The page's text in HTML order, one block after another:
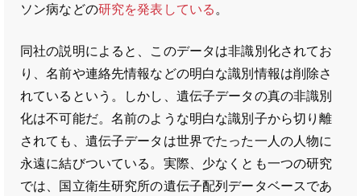
ソン病などの研究を発表している。
同社の説明によると、このデータは非識別化されてお
り、名前や連絡先情報などの明白な識別情報は削除さ
れているという。しかし、遺伝子データの真の非識別
化は不可能だ。名前のような明白な識別子から切り離
されても、遺伝子データは世界でたった一人の人物に
永遠に結びついている。実際、少なくとも一つの研究
では、国立衛生研究所の遺伝子配列データベースであ